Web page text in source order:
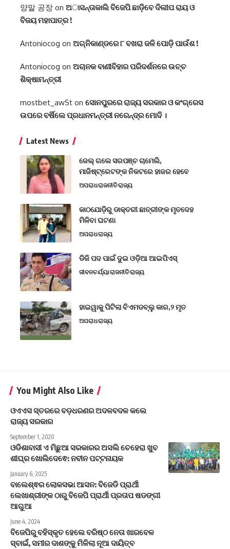
양말 공장 on ଅାସନ୍ତାକାଲି ବିଜେପି ଛାଡ଼ିବେ ଦିଲୀପ ରାୟ ଓ
ବିଜୟ ମହାପାତ୍ର !
Antoniocog on ଅଗ୍ନିକାଣ୍ଡରେ ୮ ବଖରା ଜଳି ପୋଡ଼ି ପାଉଁଶ !
Antoniocog on ଅଚାନକ ବାଣୀବିହାର ପରିଦର୍ଶନରେ ଉଚ୍ଚ
ଶିକ୍ଷାମନ୍ତ୍ରୀ
mostbet_awSt on ସୋନପୁରରେ ରାଜ୍ୟ ସରକାର ଓ କଂଗ୍ରେସ
ଉପରେ ବର୍ଷିଲେ ପ୍ରଧାନମନ୍ତ୍ରୀ ନରେନ୍ଦ୍ର ମୋଦି ।
Latest News
ଜେଲ୍ ଗଲେ ସରପଞ୍ଚ ଚାମେଲି,
ମାଜିଷ୍ଟ୍ରେଟଙ୍କ ନିକଟରେ ହାଜର ହେବେ
ଅପରାଧରାଜନୀତିରାଜ୍ୟ
କାଠଯୋଡ଼ିରୁ ଡାକ୍ତରୀ ଛାତ୍ରୀଙ୍କ ମୃତଦେହ
ମିଳିବା ଘଟଣା
ଅପରାଧରାଜ୍ୟ
ଡିଜି ପଦ ପାଇଁ ଦୁଇ ଓଡ଼ିଆ ଆଇପିଏସ୍
ଜୀବନଚର୍ଯ୍ୟାରାଜନୀତିରାଜ୍ୟ
ହାଇୱାକୁ ପିଟିଲା ବିଏମଡବ୍ଲୁ କାର,୨ ମୃତ
ଅପରାଧରାଜ୍ୟ
You Might Also Like
ଓଏଏସ ସ୍ତରରେ ବଡ଼ଧରଣର ଅଦଳବଦଳ କଲେ
ରାଜ୍ୟ ସରକାର
September 1, 2020
ଓଡିଶାବାସୀ ଏ ମିଛୁଆ ସରକାରର ଅସଲି ଚେହେରା ଖୁବ
ଶୀଘ୍ର ଖୋଲିଦେଵେ: ନବୀନ ପଟ୍ଟନାୟକ
January 6, 2025
ବାଲେଶ୍ଵର ଲୋକସଭା ଆସନ: ବିଜେଡି ପ୍ରାର୍ଥୀ
ଲେଖାଶ୍ରୀଙ୍କ ଠାରୁ ବିଜେପି ପ୍ରାର୍ଥୀ ପ୍ରତାପ ଷଡଙ୍ଗୀ
ଆଗୁଆ
June 4, 2024
ବିଜେପିରୁ ବହିସ୍କୃତ ହେଲେ ବରିଷ୍ଠ ନେତା ଖାରବେଳ
ସ୍ବାଇଁ, ସମୀର ଦାଶଙ୍କୁ ମିଳିଲା ନୂଆ ଦାୟିତ୍ବ